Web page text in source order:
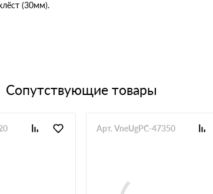
(30мм).
Сопутствующие товары
Арт. VneUgPC-47350